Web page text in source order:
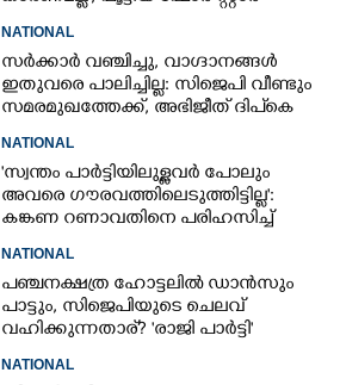
ഹൈക്കോടതി
NATIONAL
സർക്കാർ വഞ്ചിച്ചു,​ വാഗ്ദാനങ്ങൾ
ഇതുവരെ പാലിച്ചില്ല: സിജെപി വീണ്ടും
സമരമുഖത്തേക്ക്, അഭിജീത് ദിപ്കെ
NATIONAL
'സ്വന്തം പാർട്ടിയിലുള്ളവർ പോലും
അവരെ ഗൗരവത്തിലെടുത്തിട്ടില്ല':
കങ്കണ റണാവതിനെ പരിഹസിച്ച്
NATIONAL
പഞ്ചനക്ഷത്ര ഹോട്ടലിൽ ഡാൻസും
പാട്ടും,​ സിജെപിയുടെ ചെലവ്
വഹിക്കുന്നതാര്?​ 'രാജി പാർട്ടി'
NATIONAL